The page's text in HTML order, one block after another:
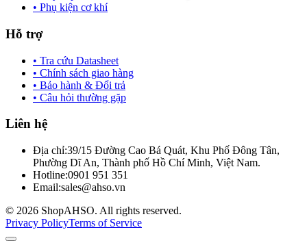
• Phụ kiện cơ khí
Hỗ trợ
• Tra cứu Datasheet
• Chính sách giao hàng
• Bảo hành & Đổi trả
• Câu hỏi thường gặp
Liên hệ
Địa chỉ:39/15 Đường Cao Bá Quát, Khu Phố Đông Tân,
Phường Dĩ An, Thành phố Hồ Chí Minh, Việt Nam.
Hotline:0901 951 351
Email:sales@ahso.vn
© 2026 ShopAHSO. All rights reserved.
Privacy PolicyTerms of Service